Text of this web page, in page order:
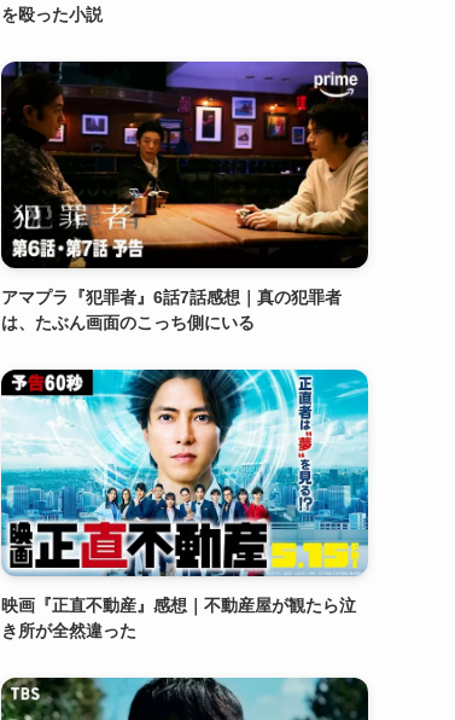
を殴った小説
アマプラ『犯罪者』6話7話感想｜真の犯罪者
は、たぶん画面のこっち側にいる
映画『正直不動産』感想｜不動産屋が観たら泣
き所が全然違った